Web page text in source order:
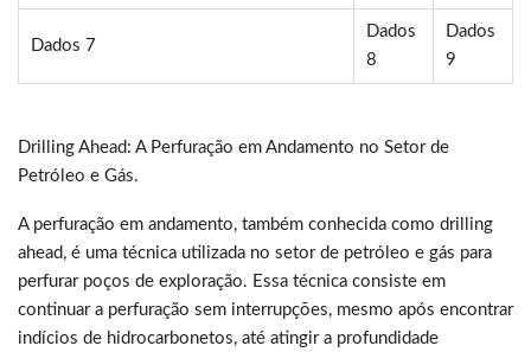
Dados 7
Dados
8
Dados
9
Drilling Ahead: A Perfuração em Andamento no Setor de
Petróleo e Gás.
A perfuração em andamento, também conhecida como drilling
ahead, é uma técnica utilizada no setor de petróleo e gás para
perfurar poços de exploração. Essa técnica consiste em
continuar a perfuração sem interrupções, mesmo após encontrar
indícios de hidrocarbonetos, até atingir a profundidade